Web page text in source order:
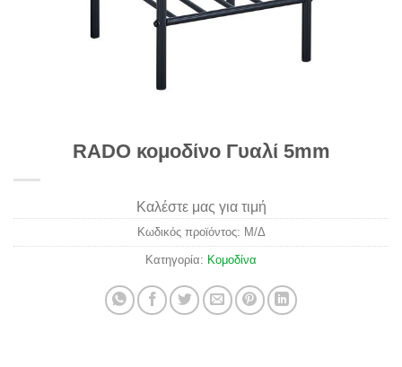
RADO κομοδίνο Γυαλί 5mm
Καλέστε μας για τιμή
Κωδικός προϊόντος: Μ/Δ
Κατηγορία: Κομοδίνα